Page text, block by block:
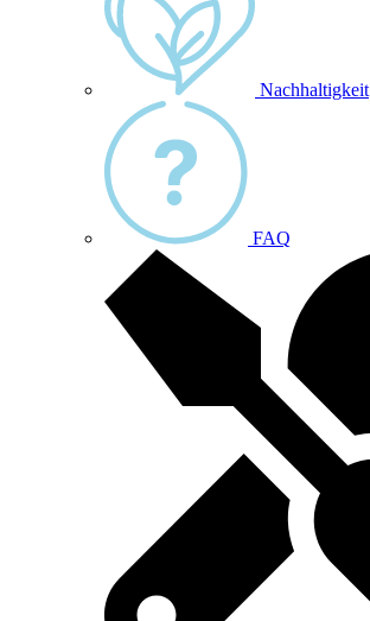
Nachhaltigkeit
FAQ